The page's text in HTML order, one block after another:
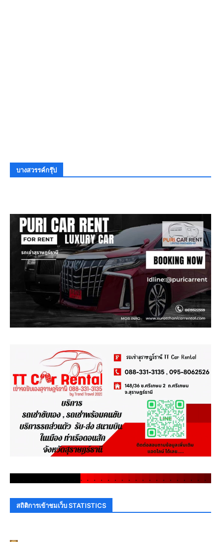
บางสวรรค์กรุ๊ป
. . . . . . . . . . . . . . . . . . .
สถิติการเข้าชมเว็บ STATISTICS